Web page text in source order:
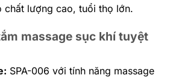
chất lượng cao, tuổi thọ lớn.
massage sục khí tuyệt
SPA-006 với tính năng massage